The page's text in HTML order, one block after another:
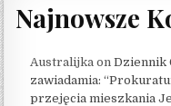
Najnowsze
Australijka onDziennik
zawiadamia:
przejęcia mieszkania